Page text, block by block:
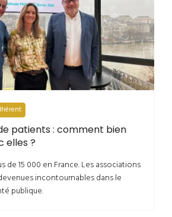
patients : comment bien
elles ?
de 15 000 en France. Les associations
incontournables dans le
publique.